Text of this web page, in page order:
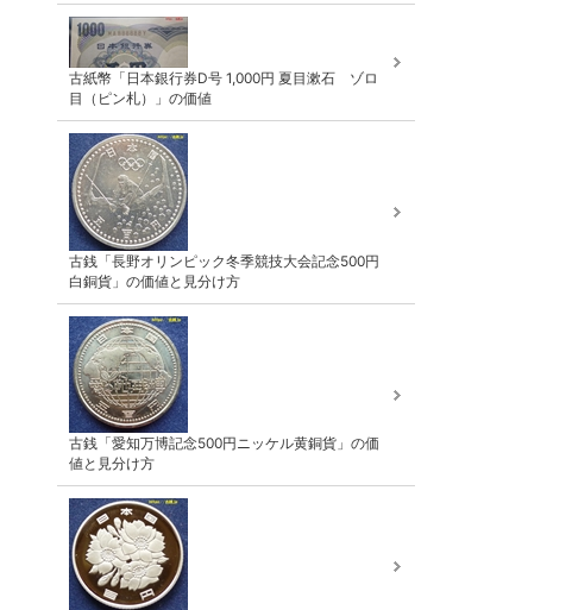
古紙幣「日本銀行券D号 1,000円 夏目漱石 ゾロ
目（ピン札）」の価値
古銭「長野オリンピック冬季競技大会記念500円
白銅貨」の価値と見分け方
古銭「愛知万博記念500円ニッケル黄銅貨」の価
値と見分け方